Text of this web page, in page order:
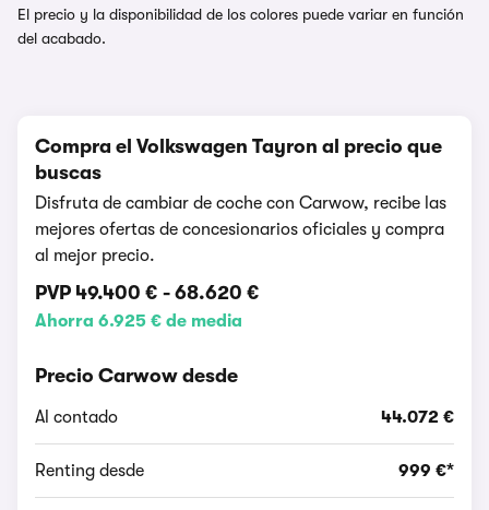
El precio y la disponibilidad de los colores puede variar en función
del acabado.
Compra el Volkswagen Tayron al precio que
buscas
Disfruta de cambiar de coche con Carwow, recibe las
mejores ofertas de concesionarios oficiales y compra
al mejor precio.
PVP 49.400 € - 68.620 €
Ahorra 6.925 € de media
Precio Carwow desde
Al contado 44.072 €
Renting desde 999 €*